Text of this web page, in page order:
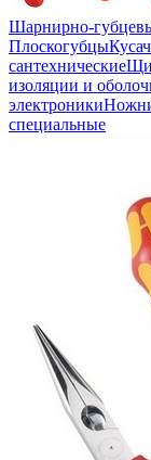
Шарнирно-
Плоскогубцы
сантехнические
изоляции и
электроники
специальные